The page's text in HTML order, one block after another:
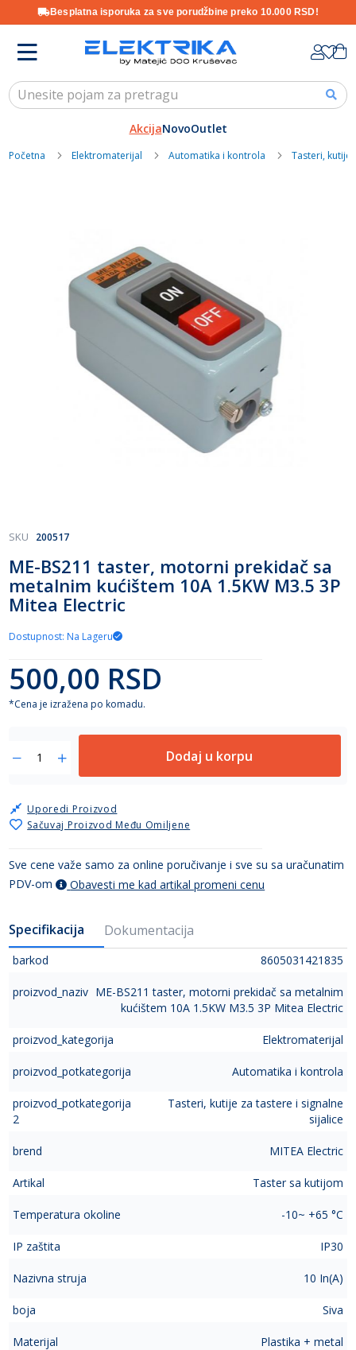
Besplatna isporuka za sve porudžbine preko 10.000 RSD!
Content
AkcijaNovoOutlet
Početna Elektromaterijal Automatika i kontrola Tasteri, kutije
Skip
the
beginning
of
the
images
gallery
ME-BS211 taster, motorni prekidač sa
metalnim kućištem 10A 1.5KW M3.5 3P
Mitea Electric
SKU 200517
Dostupnost: Na Lageru
500,00 RSD
*Cena je izražena po komadu.
Dodaj u korpu
Sačuvaj Proizvod Među Omiljene
Uporedi Proizvod
Sve cene važe samo za online poručivanje i sve su sa uračunatim
PDV-om
Obavesti me kad artikal promeni cenu
Specifikacija Dokumentacija
barkod 8605031421835
proizvod_naziv ME-BS211 taster, motorni prekidač sa metalnim
kućištem 10A 1.5KW M3.5 3P Mitea Electric
proizvod_kategorija Elektromaterijal
proizvod_potkategorija Automatika i kontrola
proizvod_potkategorija
2
Tasteri, kutije za tastere i signalne
sijalice
brend MITEA Electric
Artikal Taster sa kutijom
Temperatura okoline -10~ +65 °C
IP zaštita IP30
Nazivna struja 10 In(A)
boja Siva
Materijal Plastika + metal